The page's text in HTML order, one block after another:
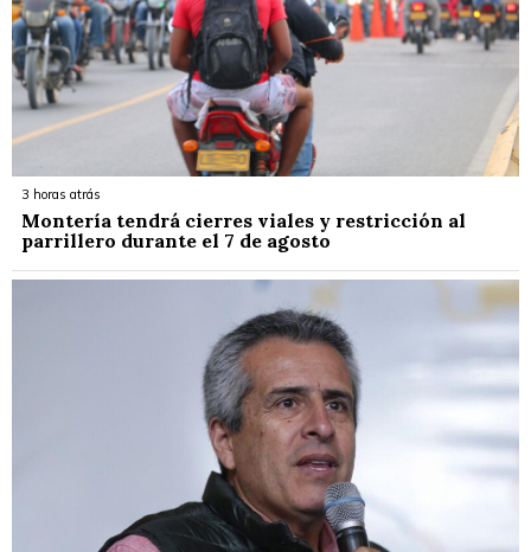
3 horas atrás
Montería tendrá cierres viales y restricción al
parrillero durante el 7 de agosto